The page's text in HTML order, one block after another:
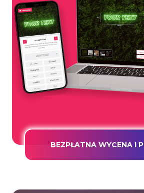
BEZPŁATNA WYCENA I